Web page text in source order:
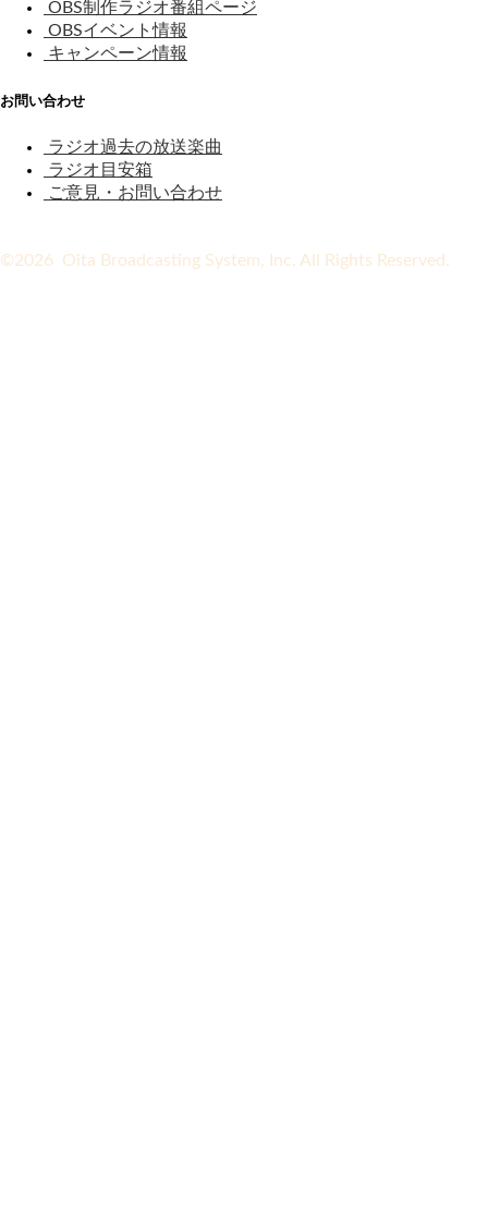
OBS制作ラジオ番組ページ
OBSイベント情報
キャンペーン情報
お問い合わせ
ラジオ過去の放送楽曲
ラジオ目安箱
ご意見・お問い合わせ
©2026 Oita Broadcasting System, Inc. All Rights Reserved.